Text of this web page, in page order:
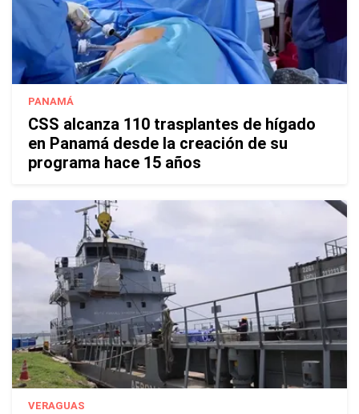
PANAMÁ
CSS alcanza 110 trasplantes de hígado
en Panamá desde la creación de su
programa hace 15 años
VERAGUAS